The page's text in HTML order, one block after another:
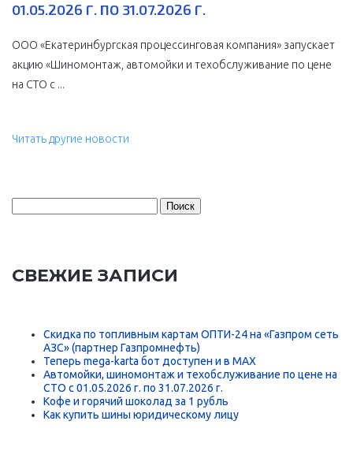
01.05.2026 Г. ПО 31.07.2026 Г.
ООО «Екатеринбургская процессинговая компания» запускает
акцию «Шиномонтаж, автомойки и техобслуживание по цене
на СТО с ...
Читать другие новости
СВЕЖИЕ ЗАПИСИ
Скидка по топливным картам ОПТИ-24 на «Газпром сеть
АЗС» (партнер Газпромнефть)
Теперь mega-karta бот доступен и в MAX
Автомойки, шиномонтаж и техобслуживание по цене на
СТО с 01.05.2026 г. по 31.07.2026 г.
Кофе и горячий шоколад за 1 рубль
Как купить шины юридическому лицу